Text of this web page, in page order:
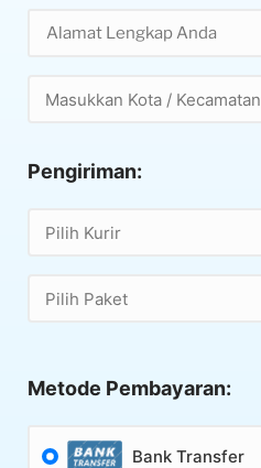
Masukkan Kota / Kecamatan
Pengiriman:
Pilih Kurir
Pilih Paket
Metode Pembayaran:
Bank Transfer